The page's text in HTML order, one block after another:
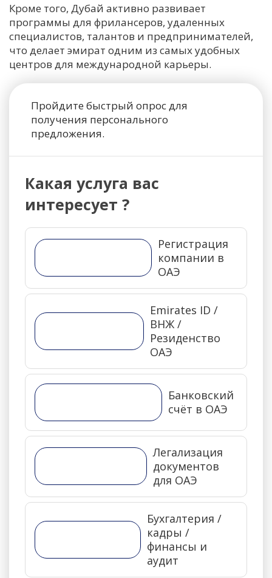
Кроме того, Дубай активно развивает
программы для фрилансеров, удаленных
специалистов, талантов и предпринимателей,
что делает эмират одним из самых удобных
центров для международной карьеры.
Пройдите быстрый опрос для
получения персонального
предложения.
Какая услуга вас
интересует ?
Регистрация
компании в
ОАЭ
Emirates ID /
ВНЖ /
Резиденство
ОАЭ
Банковский
счёт в ОАЭ
Легализация
документов
для ОАЭ
Бухгалтерия /
кадры /
финансы и
аудит